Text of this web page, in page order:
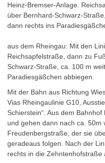
Heinz-Bremser-Anlage.
über Bernhard-Schwarz-
dann rechts ins
aus dem Rheingau: Mit den
Reichsapfelstraße, dann zu
Schwarz-Straße, ca. 100 m
Paradiesgäßchen abbiegen.
Mit der Bahn aus Richtung
Vias Rheingaulinie G10,
Schierstein“. Aus dem
und gehen dann nach ca. 50m
Freudenbergstraße, der sie
geradeaus folgen. Nach der
rechts in die Zehntenhofstraße